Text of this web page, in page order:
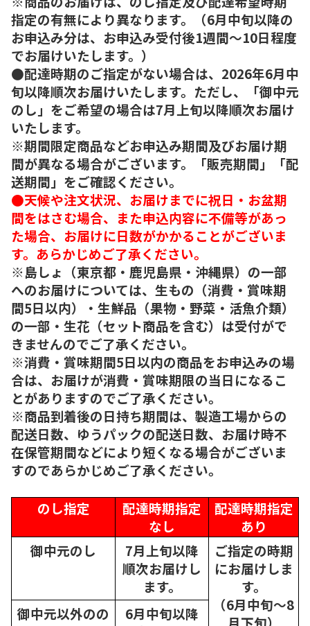
指定の有無により異なります。（6月中旬以降の
お申込み分は、お申込み受付後1週間～10日程度
でお届けいたします。）
●配達時期のご指定がない場合は、2026年6月中
旬以降順次お届けいたします。ただし、「御中元
のし」をご希望の場合は7月上旬以降順次お届け
いたします。
※期間限定商品などお申込み期間及びお届け期
間が異なる場合がございます。「販売期間」「配
送期間」をご確認ください。
●天候や注文状況、お届けまでに祝日・お盆期
間をはさむ場合、また申込内容に不備等があっ
た場合、お届けに日数がかかることがございま
す。あらかじめご了承ください。
※島しょ（東京都・鹿児島県・沖縄県）の一部
へのお届けについては、生もの（消費・賞味期
間5日以内）・生鮮品（果物・野菜・活魚介類）
の一部・生花（セット商品を含む）は受付がで
きませんのでご了承ください。
※消費・賞味期間5日以内の商品をお申込みの場
合は、お届けが消費・賞味期限の当日になるこ
とがありますのでご了承ください。
※商品到着後の日持ち期間は、製造工場からの
配送日数、ゆうパックの配送日数、お届け時不
在保管期間などにより短くなる場合がございま
すのであらかじめご了承ください。
のし指定
配達時期指定
なし
配達時期指定
あり
御中元のし
7月上旬以降
順次お届けし
ます。
ご指定の時期
にお届けしま
す。
（6月中旬～8
月下旬）
御中元以外のの
6月中旬以降